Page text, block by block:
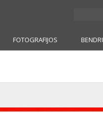
FOTOGRAFIJOS